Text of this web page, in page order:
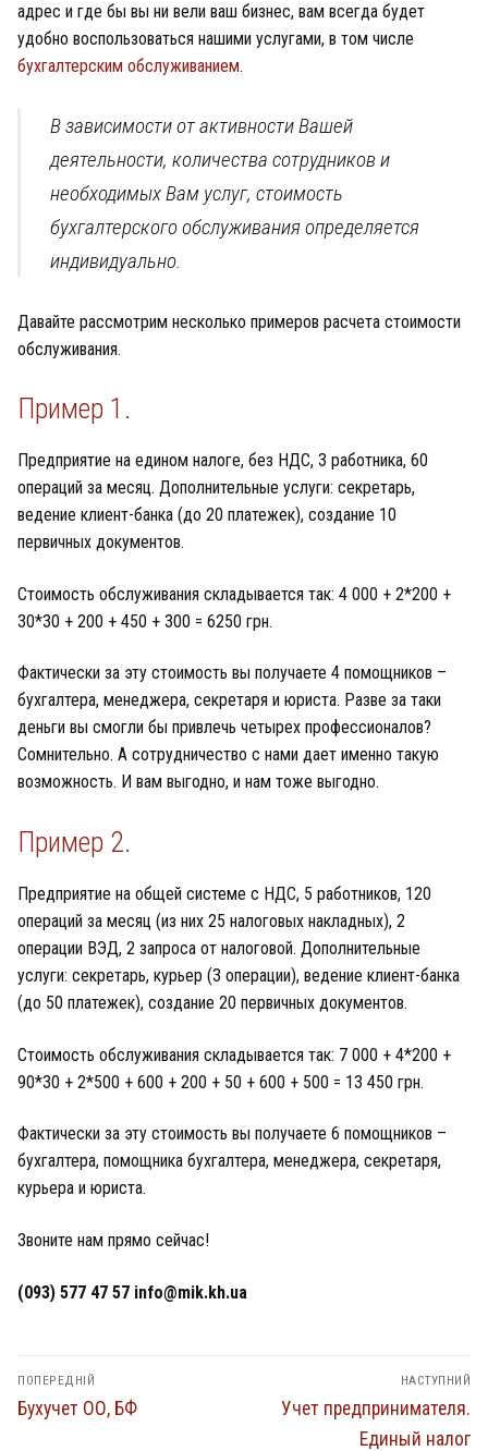
адрес и где бы вы ни вели ваш бизнес, вам всегда будет
удобно воспользоваться нашими услугами, в том числе
бухгалтерским обслуживанием.
В зависимости от активности Вашей
деятельности, количества сотрудников и
необходимых Вам услуг, стоимость
бухгалтерского обслуживания определяется
индивидуально.
Давайте рассмотрим несколько примеров расчета стоимости
обслуживания.
Пример 1.
Предприятие на едином налоге, без НДС, 3 работника, 60
операций за месяц. Дополнительные услуги: секретарь,
ведение клиент-банка (до 20 платежек), создание 10
первичных документов.
Стоимость обслуживания складывается так: 4 000 + 2*200 +
30*30 + 200 + 450 + 300 = 6250 грн.
Фактически за эту стоимость вы получаете 4 помощников –
бухгалтера, менеджера, секретаря и юриста. Разве за таки
деньги вы смогли бы привлечь четырех профессионалов?
Сомнительно. А сотрудничество с нами дает именно такую
возможность. И вам выгодно, и нам тоже выгодно.
Пример 2.
Предприятие на общей системе с НДС, 5 работников, 120
операций за месяц (из них 25 налоговых накладных), 2
операции ВЭД, 2 запроса от налоговой. Дополнительные
услуги: секретарь, курьер (3 операции), ведение клиент-банка
(до 50 платежек), создание 20 первичных документов.
Стоимость обслуживания складывается так: 7 000 + 4*200 +
90*30 + 2*500 + 600 + 200 + 50 + 600 + 500 = 13 450 грн.
Фактически за эту стоимость вы получаете 6 помощников –
бухгалтера, помощника бухгалтера, менеджера, секретаря,
курьера и юриста.
Звоните нам прямо сейчас!
(093) 577 47 57 info@mik.kh.ua
Навігація
записів
ПОПЕРЕДНІЙ
Попередній
Бухучет ОО, БФ
НАСТУПНИЙ
Наступний
Учет предпринимателя.
Единый налог